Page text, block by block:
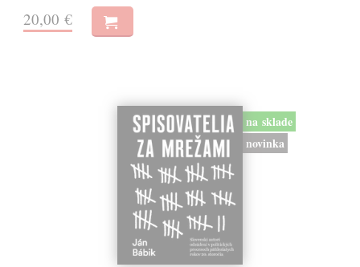
20,00 €
na sklade
novinka